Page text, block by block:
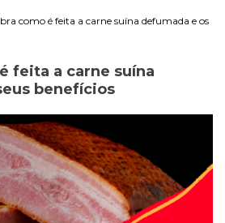
como é feita a carne suína defumada e os
feita a carne suína
benefícios